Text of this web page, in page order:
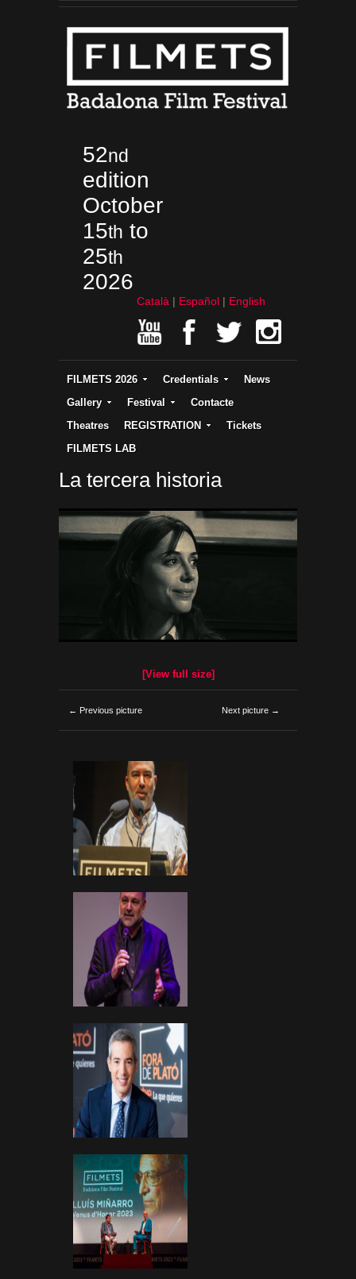
52nd
edition
October
15th to
25th
2026
Català Español English
FILMETS 2026 Credentials
News
Gallery
Festival
Contacte
Theatres
REGISTRATION
Tickets
FILMETS LAB
La tercera historia
[View full size]
← Previous picture Next picture →